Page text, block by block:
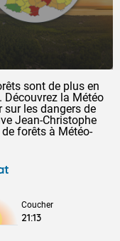
sont de plus en
Découvrez la Météo
les dangers de
Jean-Christophe
forêts à Météo-
Coucher
21:13